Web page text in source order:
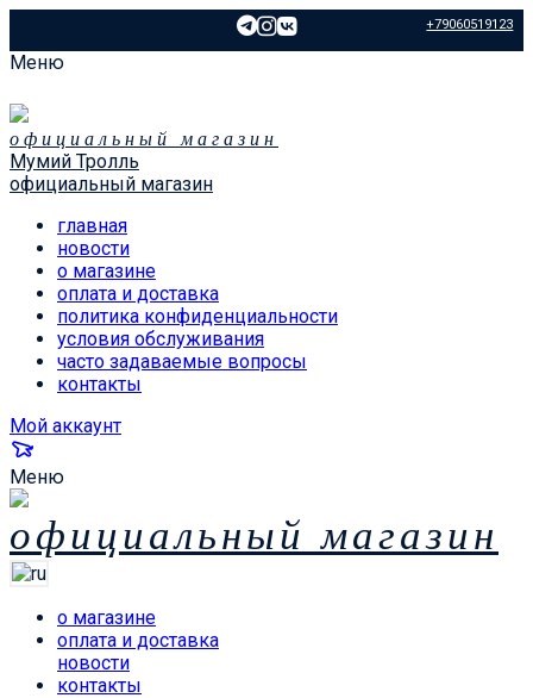
+79060519123
Меню
официальный магазин
Мумий Тролль
официальный магазин
главная
новости
о магазине
оплата и доставка
политика конфиденциальности
условия обслуживания
часто задаваемые вопросы
контакты
Мой аккаунт
Меню
официальный магазин
о магазине
оплата и доставка
новости
контакты